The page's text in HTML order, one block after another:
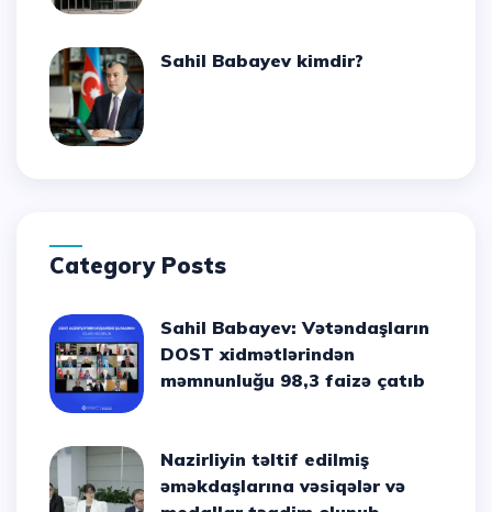
Sahil Babayev kimdir?
Category Posts
Sahil Babayev: Vətəndaşların
DOST xidmətlərindən
məmnunluğu 98,3 faizə çatıb
Nazirliyin təltif edilmiş
əməkdaşlarına vəsiqələr və